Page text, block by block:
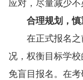
应对，尽量减少不
合理规划，慎
在正式报名
况，权衡目标学
免盲目报名。在